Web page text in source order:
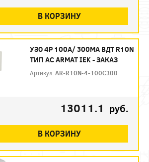
В КОРЗИНУ
УЗО 4P 100А/ 300МА ВДТ R10N
ТИП АC ARMAT IEK - ЗАКАЗ
Артикул:AR-R10N-4-100C300
13011.1 руб.
В КОРЗИНУ